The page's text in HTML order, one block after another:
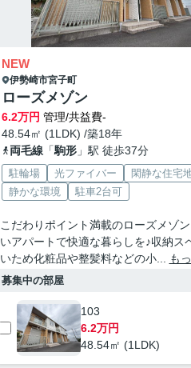
NEW
伊勢崎市宮子町
ローズメゾン
6.2万円 管理/共益費-
48.54㎡ (1LDK) /築18年
両毛線「駒形」駅 徒歩37分
駐輪場 光ファイバー 閑静な住宅
静かな環境
駐車2台可
こだわりポイント満載のローズメゾ
いアパートで快適な暮らしを♪収納ス
いため化粧品や整髪料などの小...
も
募集中の部屋
103
6.2万円
48.54㎡ (1LDK)